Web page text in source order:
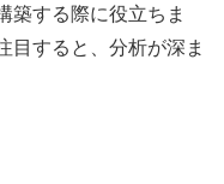
築する際に役立ちま
目すると、分析が深ま